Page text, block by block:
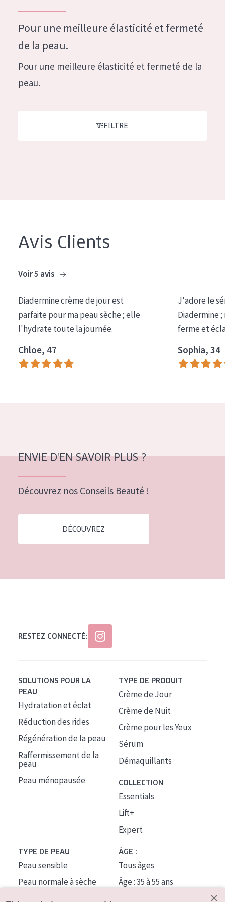
Hydratation et éclat
Réduction des rides
Régénération de la peau
Raffermissement de la peau
Peau ménopausée
COLLECTION
Lift+
TYPE DE PEAU
Peau normale à sèche
Tous âges
Spanish
Greek
Pour une meilleure élasticité et fermeté
de la peau.
Pour une meilleure élasticité et fermeté de la
peau.
FILTRE
Avis Clients
Voir 5 avis
Diadermine crème de jour est
parfaite pour ma peau sèche ; elle
l'hydrate toute la journée.
Chloe, 47
J'adore le
Diadermine
ferme et
Sophia, 34
ENVIE D'EN SAVOIR PLUS ?
Découvrez nos Conseils Beauté !
DÉCOUVREZ
RESTEZ CONNECTÉ:
SOLUTIONS POUR LA
PEAU
Hydratation et éclat
Réduction des rides
Régénération de la peau
Raffermissement de la
peau
Peau ménopausée
TYPE DE PRODUIT
Crème de Jour
Crème de Nuit
Crème pour les Yeux
Sérum
Démaquillants
COLLECTION
Essentials
Lift+
Expert
TYPE DE PEAU
Peau sensible
Peau normale à sèche
Peau mixte ou grasse
ÂGE :
Tous âges
Âge : 35 à 55 ans
×